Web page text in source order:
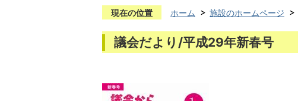
現在の位置 ホーム 施設のホームページ
議会だより/平成29年新春号